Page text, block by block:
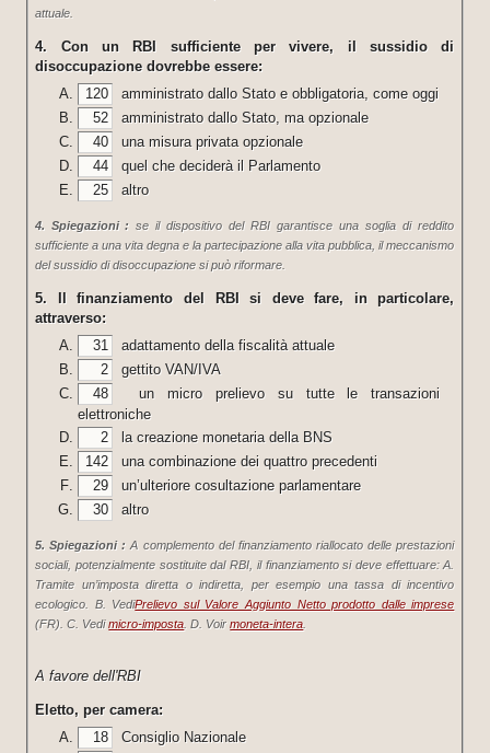
attuale.
4. Con un RBI sufficiente per vivere, il sussidio di
disoccupazione dovrebbe essere:
120
amministrato dallo Stato e obbligatoria, come oggi
52
amministrato dallo Stato, ma opzionale
40
una misura privata opzionale
44
quel che deciderà il Parlamento
25
altro
4. Spiegazioni : se il dispositivo del RBI garantisce una soglia di reddito
sufficiente a una vita degna e la partecipazione alla vita pubblica, il meccanismo
del sussidio di disoccupazione si può riformare.
5. Il finanziamento del RBI si deve fare, in particolare,
attraverso:
31
adattamento della fiscalità attuale
2
gettito VAN/IVA
48
un micro prelievo su tutte le transazioni
elettroniche
2
la creazione monetaria della BNS
142
una combinazione dei quattro precedenti
29
un’ulteriore cosultazione parlamentare
30
altro
5. Spiegazioni : A complemento del finanziamento riallocato delle prestazioni
sociali, potenzialmente sostituite dal RBI, il finanziamento si deve effettuare: A.
Tramite un’imposta diretta o indiretta, per esempio una tassa di incentivo
ecologico. B. VediPrelievo sul Valore Aggiunto Netto prodotto dalle imprese
(FR). C. Vedimicro-imposta . D. Voirmoneta-intera
A favore dell'RBI
Eletto, per camera:
18
Consiglio Nazionale